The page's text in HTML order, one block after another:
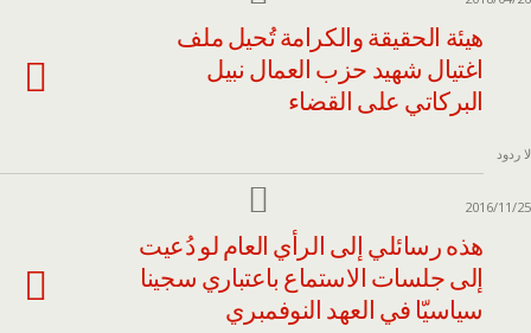
هيئة الحقيقة والكرامة تُحيل ملف
اغتيال شهيد حزب العمال نبيل
البركاتي على القضاء
لا ردود
2016/11/25
هذه رسائلي إلى الرأي العام لو دُعيت
إلى جلسات الاستماع باعتباري سجينا
سياسيّا في العهد النوفمبري